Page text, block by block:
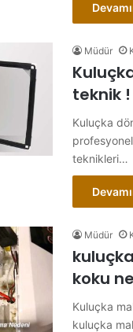
Müdür
teknik !
Kuluçka
teknikleri…
Müdür
koku
Kuluçka
kuluçka